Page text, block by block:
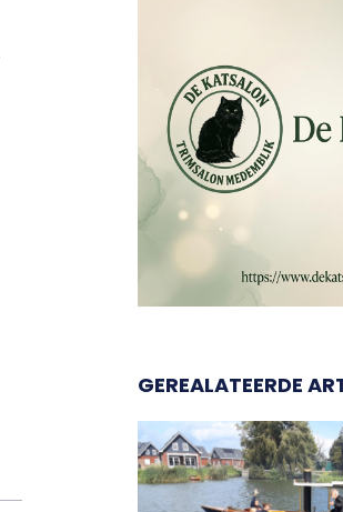
GEREALATEERDE